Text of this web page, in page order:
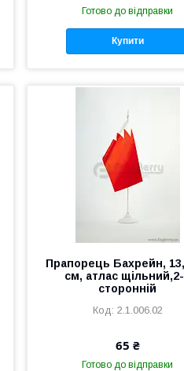
Готово до відправки
Купити
Прапорець Бахрейн,
см, атлас
сторонній
2.1.006.02
65 ₴
Готово до відправки